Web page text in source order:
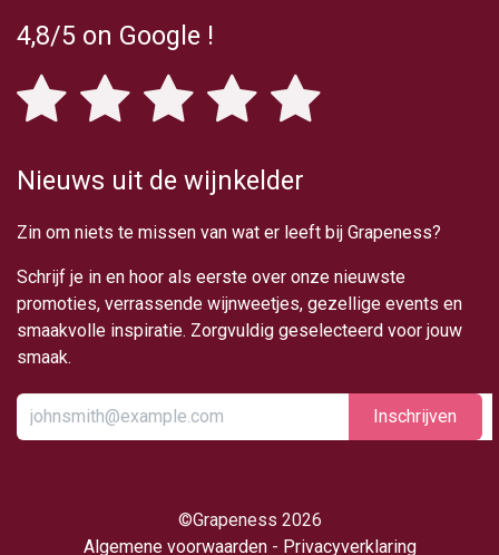
4,8/5 on Google !
Nieuws uit de wijnkelder
Zin om niets te missen van wat er leeft bij Grapeness?
Schrijf je in en hoor als eerste over onze nieuwste
promoties, verrassende wijnweetjes, gezellige events en
smaakvolle inspiratie. Zorgvuldig geselecteerd voor jouw
smaak.
Inschrijv​​​​​​​​​​en
​©Grapeness 2026
Algemene voorwaarden- Privacyverklaring